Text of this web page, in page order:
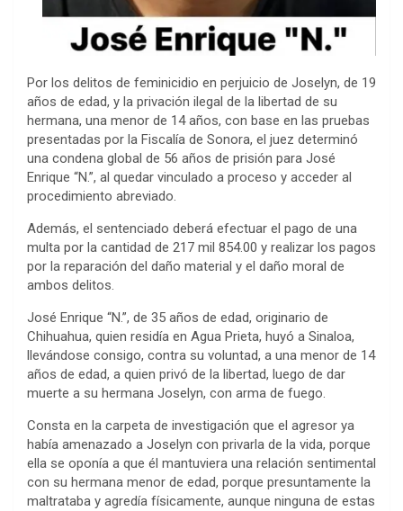
Por los delitos de feminicidio en perjuicio de Joselyn, de 19
años de edad, y la privación ilegal de la libertad de su
hermana, una menor de 14 años, con base en las pruebas
presentadas por la Fiscalía de Sonora, el juez determinó
una condena global de 56 años de prisión para José
Enrique “N.”, al quedar vinculado a proceso y acceder al
procedimiento abreviado.
Además, el sentenciado deberá efectuar el pago de una
multa por la cantidad de 217 mil 854.00 y realizar los pagos
por la reparación del daño material y el daño moral de
ambos delitos.
José Enrique “N.”, de 35 años de edad, originario de
Chihuahua, quien residía en Agua Prieta, huyó a Sinaloa,
llevándose consigo, contra su voluntad, a una menor de 14
años de edad, a quien privó de la libertad, luego de dar
muerte a su hermana Joselyn, con arma de fuego.
Consta en la carpeta de investigación que el agresor ya
había amenazado a Joselyn con privarla de la vida, porque
ella se oponía a que él mantuviera una relación sentimental
con su hermana menor de edad, porque presuntamente la
maltrataba y agredía físicamente, aunque ninguna de estas